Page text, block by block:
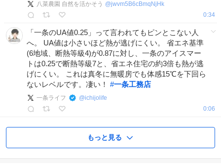
八菜農園 自然を活かそう @jwvm5B6cBmqNjHk
0:34
「一条のUA値0.25」って言われてもピンとこない人
へ。 UA値は小さいほど熱が逃げにくい。 省エネ基準
(6地域、断熱等級4)が0.87に対し、一条のアイスマー
トは0.25で断熱等級7と、省エネ住宅の約3倍も熱が逃
げにくい。 これは真冬に無暖房でも体感15℃を下回ら
ないレベルです。凄い！ #一条工務店
一条ライフ @ichijolife
0:06
もっと見る